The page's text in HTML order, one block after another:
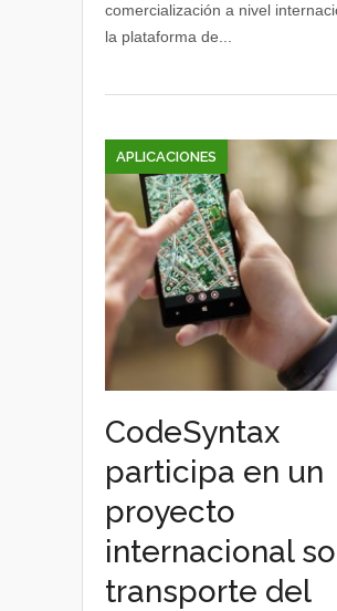
para
comercialización a nivel
la plataforma de...
APLICACIONES
CodeSyntax
participa en un
proyecto
internacional
transporte del